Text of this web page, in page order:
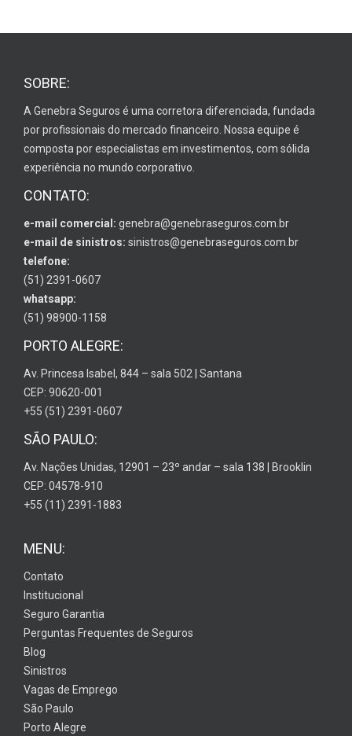
SOBRE:
A Genebra Seguros é uma corretora diferenciada, fundada
por profissionais do mercado financeiro. Nossa equipe é
composta por especialistas em investimentos, com sólida
experiência no mundo corporativo.
CONTATO:
e-mail comercial: genebra@genebraseguros.com.br
e-mail de sinistros: sinistros@genebraseguros.com.br
telefone:
(51) 2391-0607
whatsapp:
(51) 98900-1158
PORTO ALEGRE:
Av. Princesa Isabel, 844 – sala 502 | Santana
CEP: 90620-001
+55 (51) 2391-0607
SÃO PAULO:
Av. Nações Unidas, 12901 – 23º andar – sala 138 | Brooklin
CEP: 04578-910
+55 (11) 2391-1883
MENU:
Contato
Institucional
Seguro Garantia
Perguntas Frequentes de Seguros
Blog
Sinistros
Vagas de Emprego
São Paulo
Porto Alegre